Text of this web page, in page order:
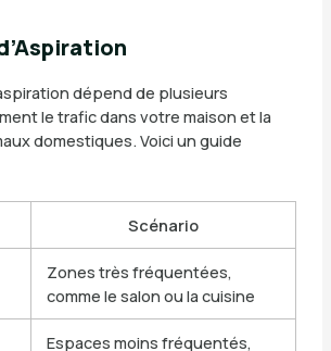
dépend de plusieurs
le trafic dans votre maison et la
domestiques. Voici un guide
Scénario
Zones très fréquentées,
comme le salon ou la cuisine
Espaces moins fréquentés,